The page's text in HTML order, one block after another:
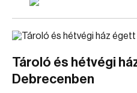
Tároló és hétvégi
Debrecenben